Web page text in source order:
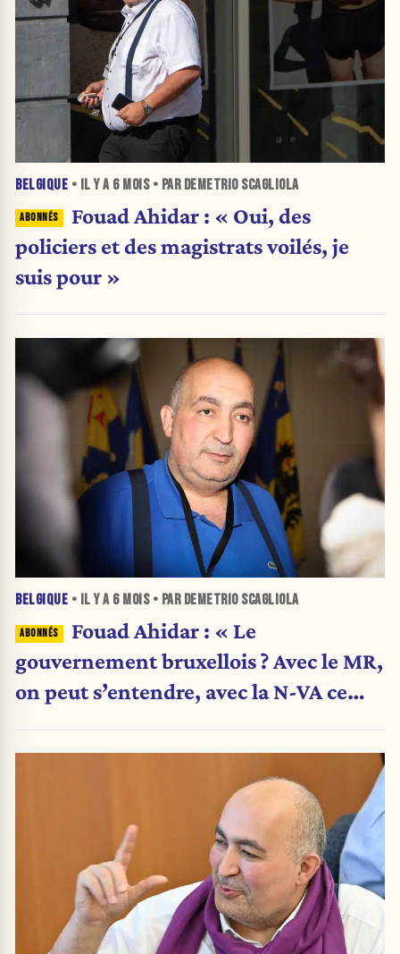
BELGIQUE • IL Y A 6 MOIS• PAR DEMETRIO SCAGLIOLA
Fouad Ahidar : « Oui, des
policiers et des magistrats voilés, je
suis pour »
BELGIQUE • IL Y A 6 MOIS• PAR DEMETRIO SCAGLIOLA
Fouad Ahidar : « Le
gouvernement bruxellois ? Avec le MR,
on peut s’entendre, avec la N-VA ce